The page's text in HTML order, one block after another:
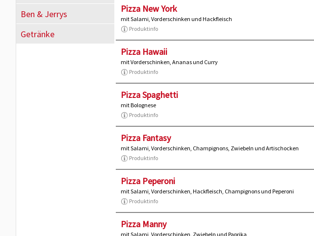
Ben & Jerrys
Getränke
Pizza New York
mit Salami, Vorderschinken und Hackfleisch
Produktinfo
Pizza Hawaii
mit Vorderschinken, Ananas und Curry
Produktinfo
Pizza Spaghetti
mit Bolognese
Produktinfo
Pizza Fantasy
mit Salami, Vorderschinken, Champignons, Zwiebeln und Artischocken
Produktinfo
Pizza Peperoni
mit Salami, Vorderschinken, Hackfleisch, Champignons und Peperoni
Produktinfo
Pizza Manny
mit Salami, Vorderschinken, Zwiebeln und Paprika